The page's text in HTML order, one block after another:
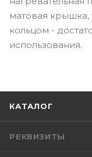
матовая
кольцом -
использования.
КАТАЛОГ
РЕКВИЗИТЫ